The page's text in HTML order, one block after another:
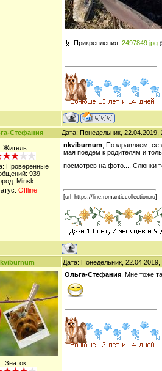
Прикрепления: 2497849.jpg
Стефания Дата: Понедельник,
Житель
Проверенные
939
Minsk
Offline
nkviburnum , Поздравляем,
мая поедем к родителям и
посмотрев на фото.... Слюнки
[url=https://line.romanticcollection.ru]
Дата: Понедельник,
Знаток
Ольга-Стефания , Мне тоже